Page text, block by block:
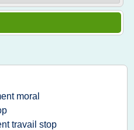
moral
travail stop